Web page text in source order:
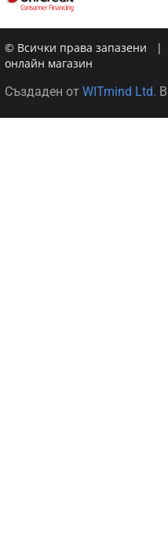
© Всички права запазени |
онлайн магазин
Създаден от WITmind Ltd.